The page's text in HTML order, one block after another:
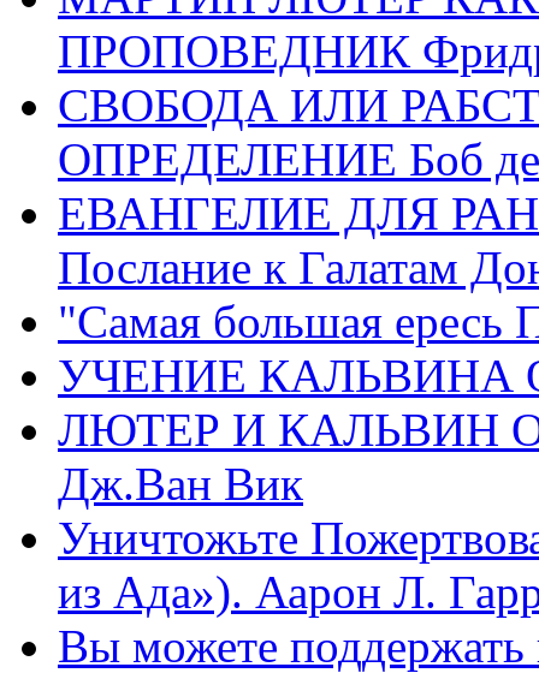
ПРОПОВЕДНИК
СВОБОДА ИЛИ
ОПРЕДЕЛЕНИЕ Боб де
ЕВАНГЕЛИЕ ДЛЯ
Послание к Галатам
"Самая большая ересь
УЧЕНИЕ КАЛЬВИНА
ЛЮТЕР И КАЛЬВИН
Дж.Ван Вик
Уничтожьте
из Ада»). Аарон Л.
Вы можете